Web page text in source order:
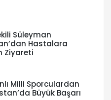
Süleyman
Hastalara
Ziyareti
Milli Sporculardan
Büyük Başarı